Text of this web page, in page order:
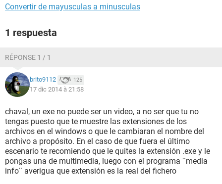
Convertir de mayusculas a minusculas
1 respuesta
RÉPONSE 1 / 1
brito9112 125
17 dic 2014 à 21:58
chaval, un exe no puede ser un video, a no ser que tu no
tengas puesto que te muestre las extensiones de los
archivos en el windows o que le cambiaran el nombre del
archivo a propósito. En el caso de que fuera el último
escenario te recomiendo que le quites la extensión .exe y le
pongas una de multimedia, luego con el programa ¨media
info¨ averigua que extensión es la real del fichero